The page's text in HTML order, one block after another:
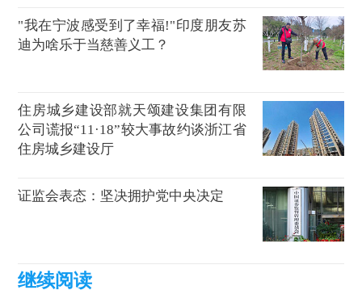
"我在宁波感受到了幸福!"印度朋友苏
迪为啥乐于当慈善义工？
住房城乡建设部就天颂建设集团有限
公司谎报“11·18”较大事故约谈浙江省
住房城乡建设厅
证监会表态：坚决拥护党中央决定